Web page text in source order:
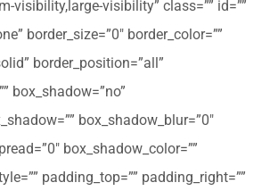
visibility,large-visibility” class=”” id=””
border_size=”0″ border_color=””
border_position=”all”
box_shadow=”no”
box_shadow_blur=”0″
box_shadow_color=””
padding_top=”” padding_right=””